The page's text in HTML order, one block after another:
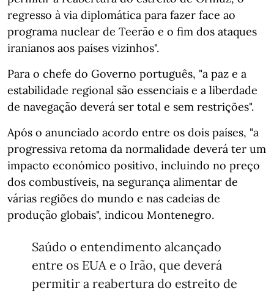
regresso à via diplomática para fazer face ao
programa nuclear de Teerão e o fim dos ataques
iranianos aos países vizinhos".
Para o chefe do Governo português, "a paz e a
estabilidade regional são essenciais e a liberdade
de navegação deverá ser total e sem restrições".
Após o anunciado acordo entre os dois países, "a
progressiva retoma da normalidade deverá ter um
impacto económico positivo, incluindo no preço
dos combustíveis, na segurança alimentar de
várias regiões do mundo e nas cadeias de
produção globais", indicou Montenegro.
Saúdo o entendimento alcançado
entre os EUA e o Irão, que deverá
permitir a reabertura do estreito de